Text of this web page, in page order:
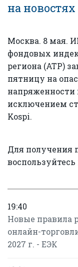
на
Москва. 8 мая.
фондовых
региона (АТР)
пятницу на
напряженности
исключением
Kospi.
Для получения
воспользуйтесь
19:40
Новые правила
онлайн-
2027 г. - ЕЭК